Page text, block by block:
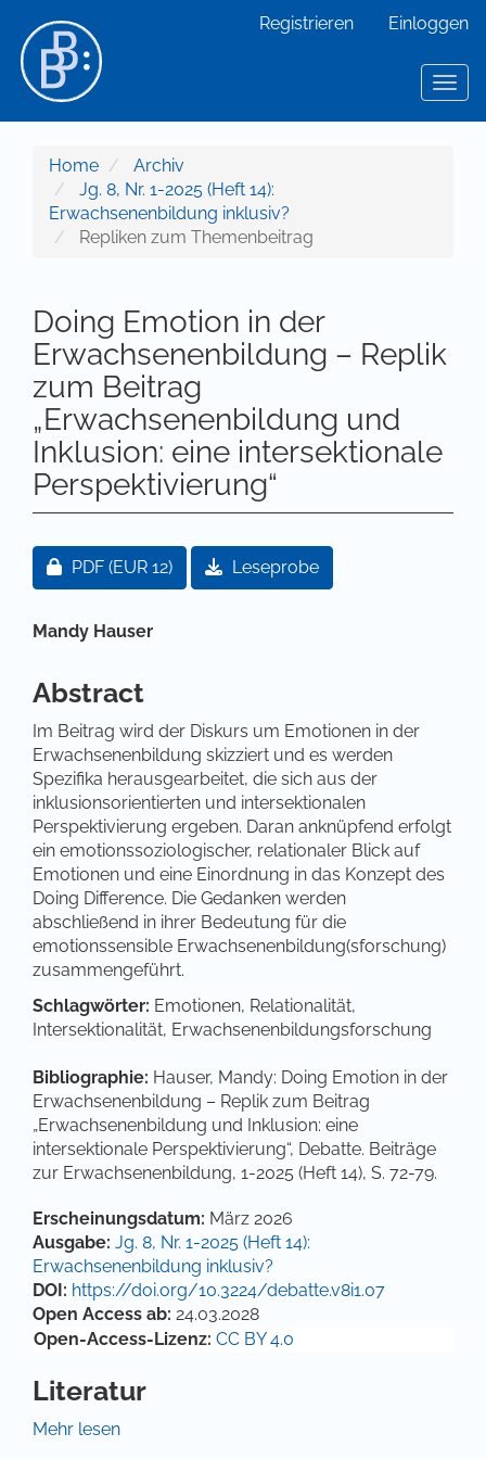
Hauptinhalt
Sidebar
Registrieren Einloggen
Home
Archiv
Jg. 8, Nr. 1-2025 (Heft 14):
Erwachsenenbildung inklusiv?
Repliken zum Themenbeitrag
Doing Emotion in der
Erwachsenenbildung – Replik
zum Beitrag
„Erwachsenenbildung und
Inklusion: eine intersektionale
Perspektivierung“
Artikel-Sidebar
Zugang für Abonnent/innen oder durch Zahlung
PDF (EUR 12) Leseprobe
Hauptsächlicher Artikelinhalt
Mandy Hauser
Abstract
Im Beitrag wird der Diskurs um Emotionen in der
Erwachsenenbildung skizziert und es werden
Spezifika herausgearbeitet, die sich aus der
inklusionsorientierten und intersektionalen
Perspektivierung ergeben. Daran anknüpfend erfolgt
ein emotionssoziologischer, relationaler Blick auf
Emotionen und eine Einordnung in das Konzept des
Doing Difference. Die Gedanken werden
abschließend in ihrer Bedeutung für die
emotionssensible Erwachsenenbildung(sforschung)
zusammengeführt.
Schlagwörter: Emotionen, Relationalität,
Intersektionalität, Erwachsenenbildungsforschung
Bibliographie: Hauser, Mandy: Doing Emotion in der
Erwachsenenbildung – Replik zum Beitrag
„Erwachsenenbildung und Inklusion: eine
intersektionale Perspektivierung“, Debatte. Beiträge
zur Erwachsenenbildung, 1-2025 (Heft 14), S. 72-79.
Artikel-Details
Erscheinungsdatum: März 2026
Ausgabe: Jg. 8, Nr. 1-2025 (Heft 14):
Erwachsenenbildung inklusiv?
DOI: https://doi.org/10.3224/debatte.v8i1.07
Open Access ab: 24.03.2028
Open-Access-Lizenz: CC BY 4.0
Literatur
Afeworki Abay, Robel (2022). Rassismus und
Mehr lesen